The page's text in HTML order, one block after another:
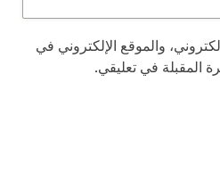
والموقع الإلكتروني في
المقبلة في تعليقي.